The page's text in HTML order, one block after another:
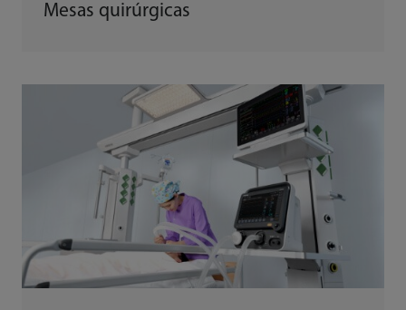
Mesas quirúrgicas